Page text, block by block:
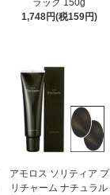
ラック 150g
1,748円(税159円)
アモロス ソリティア プ
リチャーム ナチュラル